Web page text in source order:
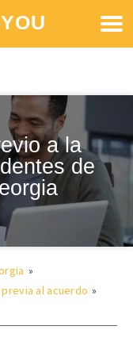
a la
de
»
al acuerdo »